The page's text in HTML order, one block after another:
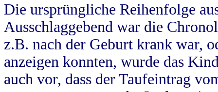
Die ursprüngliche Reihenfolge
Ausschlaggebend war die
z.B. nach der Geburt krank war,
anzeigen konnten, wurde das
auch vor, dass der Taufeintrag